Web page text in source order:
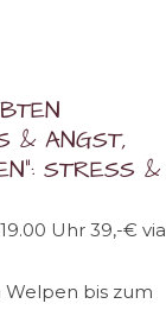
& ANGST,
STRESS &
Uhr 39,-€ via
bis zum